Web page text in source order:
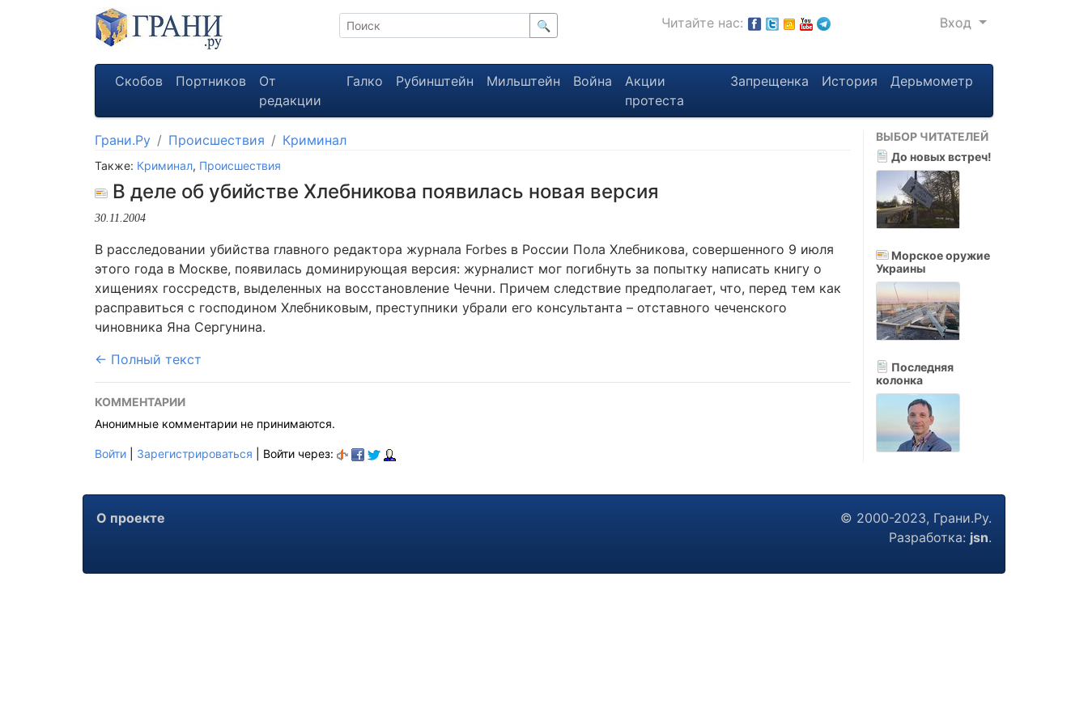
🔍 Читайте нас: Вход
Скобов Портников
От
редакции
Галко Рубинштейн Мильштейн Война
Акции
протеста
Запрещенка История Дерьмометр
Грани.Ру Происшествия Криминал
Также: Криминал, Происшествия
В деле об убийстве Хлебникова появилась новая версия
30.11.2004
В расследовании убийства главного редактора журнала Forbes в России Пола Хлебникова, совершенного 9 июля
этого года в Москве, появилась доминирующая версия: журналист мог погибнуть за попытку написать книгу о
хищениях госсредств, выделенных на восстановление Чечни. Причем следствие предполагает, что, перед тем как
расправиться с господином Хлебниковым, преступники убрали его консультанта – отставного чеченского
чиновника Яна Сергунина.
← Полный текст
КОММЕНТАРИИ
Анонимные комментарии не принимаются.
Войти Зарегистрироваться | Войти через:
ВЫБОР ЧИТАТЕЛЕЙ
До новых встреч!
Морское оружие
Украины
Последняя
колонка
О проекте
© 2000-2023, Грани.Ру.
Разработка: jsn.